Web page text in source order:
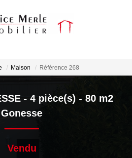
LOCATIONS
Maison Référence 268
- 4 pièce(s) - 80 m2
Gonesse
Vendu